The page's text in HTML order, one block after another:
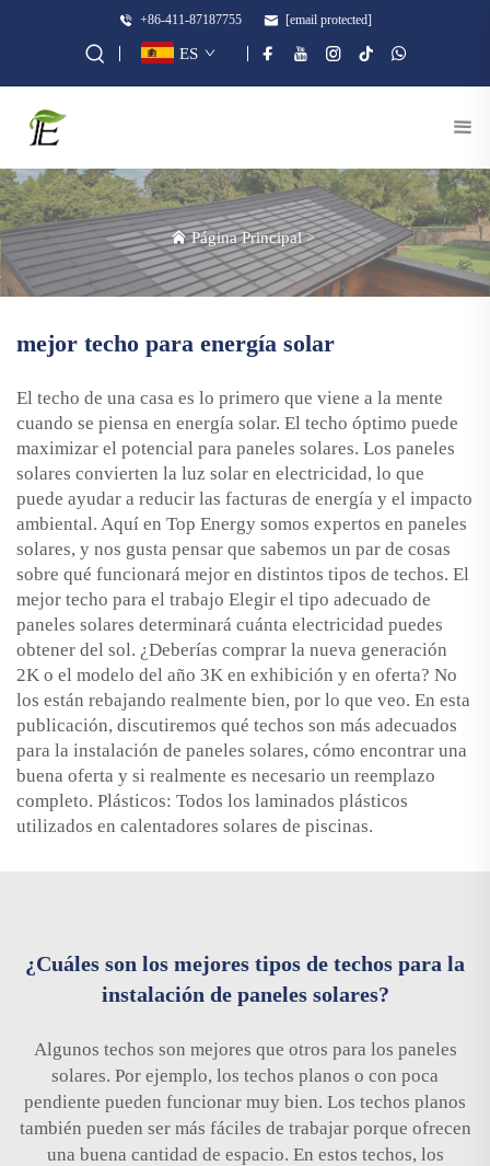
+86-411-87187755 [email protected]
ES
Página Principal>
mejor techo para energía solar
El techo de una casa es lo primero que viene a la mente
cuando se piensa en energía solar. El techo óptimo puede
maximizar el potencial para paneles solares. Los paneles
solares convierten la luz solar en electricidad, lo que
puede ayudar a reducir las facturas de energía y el impacto
ambiental. Aquí en Top Energy somos expertos en paneles
solares, y nos gusta pensar que sabemos un par de cosas
sobre qué funcionará mejor en distintos tipos de techos. El
mejor techo para el trabajo Elegir el tipo adecuado de
paneles solares determinará cuánta electricidad puedes
obtener del sol. ¿Deberías comprar la nueva generación
2K o el modelo del año 3K en exhibición y en oferta? No
los están rebajando realmente bien, por lo que veo. En esta
publicación, discutiremos qué techos son más adecuados
para la instalación de paneles solares, cómo encontrar una
buena oferta y si realmente es necesario un reemplazo
completo. Plásticos: Todos los laminados plásticos
utilizados en calentadores solares de piscinas.
¿Cuáles son los mejores tipos de techos para la
instalación de paneles solares?
Algunos techos son mejores que otros para los paneles
solares. Por ejemplo, los techos planos o con poca
pendiente pueden funcionar muy bien. Los techos planos
también pueden ser más fáciles de trabajar porque ofrecen
una buena cantidad de espacio. En estos techos, los